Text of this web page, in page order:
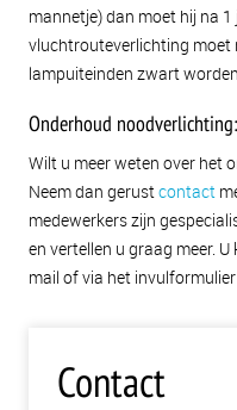
mannetje) dan moet hij na
vluchtrouteverlichting moet
lampuiteinden zwart
Onderhoud
Wilt u meer weten over het
Neem dan gerustcontact
medewerkers zijn
en vertellen u graag meer.
mail of via het
Contact